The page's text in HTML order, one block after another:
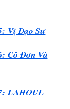
Vị Đạo Sư
Cô Đơn Và
LAHOUL